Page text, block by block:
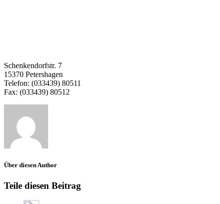
Schenkendorfstr. 7
15370 Petershagen
Telefon: (033439) 80511
Fax: (033439) 80512
Über diesen Author
Teile diesen Beitrag